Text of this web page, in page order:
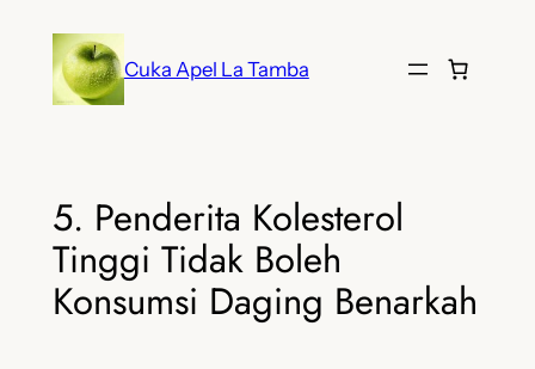
konten
Cuka Apel La Tamba
5. Penderita Kolesterol
Tinggi Tidak Boleh
Konsumsi Daging Benarkah